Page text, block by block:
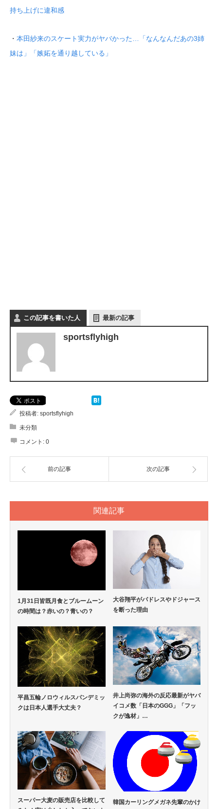
持ち上げに違和感
・ 本田紗来のスケート実力がヤバかった…「なんなんだあの3姉
妹は」「嫉妬を通り越している」
この記事を書いた人 最新の記事
sportsflyhigh
投稿者: sportsflyhigh
未分類
コメント: 0
前の記事 次の記事
関連記事
1月31日皆既月食とブルームーン
の時間は？赤いの？青いの？
大谷翔平がパドレスやドジャース
を断った理由
平昌五輪ノロウィルスパンデミッ
クは日本人選手大丈夫？
井上尚弥の海外の反応最新がヤバ
イコメ数「日本のGGG」「フッ
クが逸材」…
スーパー大麦の販売店を比較して
韓国カーリングメガネ先輩のかけ